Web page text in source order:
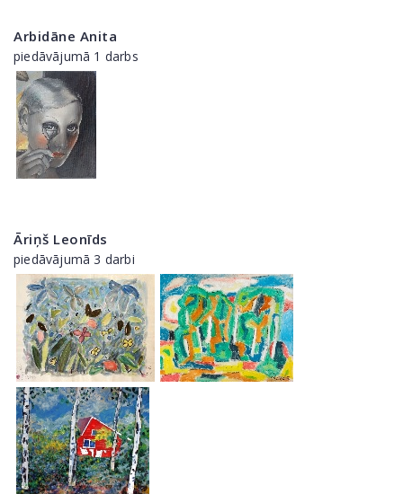
Arbidāne Anita
piedāvājumā 1 darbs
Āriņš Leonīds
piedāvājumā 3 darbi